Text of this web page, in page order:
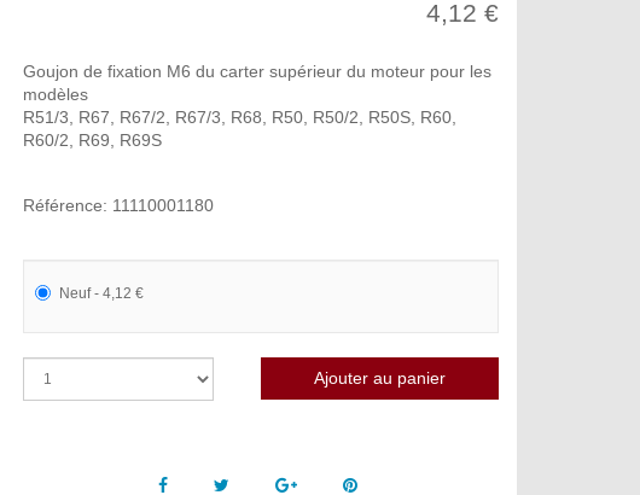
4,12 €
Goujon de fixation M6 du carter supérieur du moteur pour les
modèles
R51/3, R67, R67/2, R67/3, R68, R50, R50/2, R50S, R60,
R60/2, R69, R69S
Référence: 11110001180
Neuf - 4,12 €
Facebook Twitter Google +Pinterest